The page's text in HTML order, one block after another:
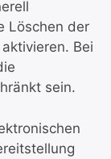
Löschen der
Bei
sein.